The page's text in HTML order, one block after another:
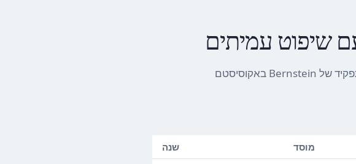
שיפוט עמיתים
חוקרים אקדמיים חקרו את הארכיטקטורה, מקרי השימוש והתפקיד של Bernstein באקוסיסטם
מוסד
שנה